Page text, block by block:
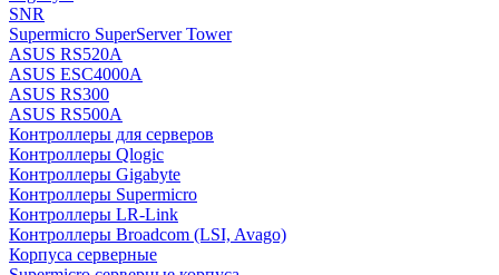
SNR
Supermicro SuperServer Tower
ASUS RS520A
ASUS ESC4000A
ASUS RS300
ASUS RS500A
Контроллеры для серверов
Контроллеры Qlogic
Контроллеры Gigabyte
Контроллеры Supermicro
Контроллеры LR-Link
Контроллеры Broadcom (LSI, Avago)
Корпуса серверные